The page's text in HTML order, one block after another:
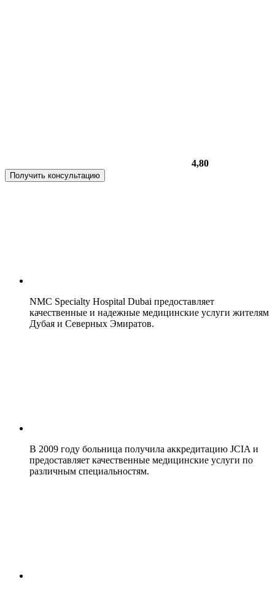
4,80
Получить консультацию
NMC Specialty Hospital Dubai предоставляет
качественные и надежные медицинские услуги жителям
Дубая и Северных Эмиратов.
В 2009 году больница получила аккредитацию JCIA и
предоставляет качественные медицинские услуги по
различным специальностям.